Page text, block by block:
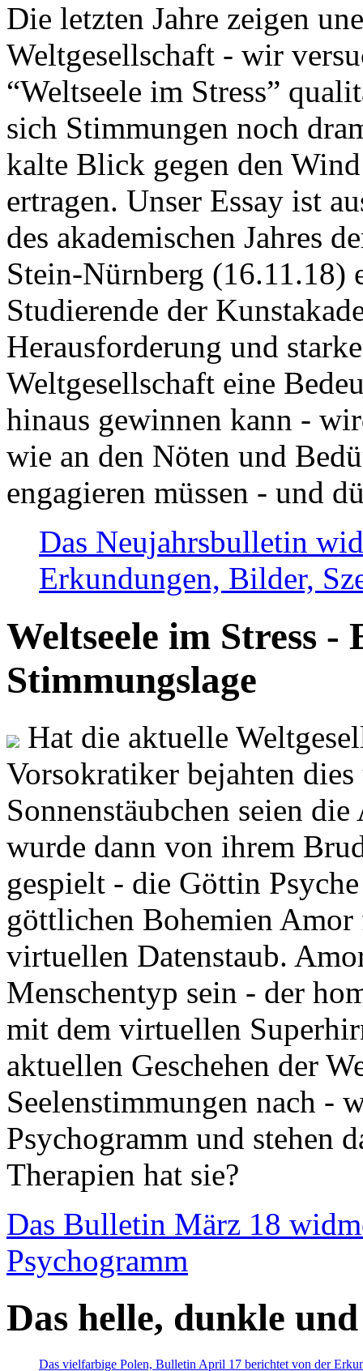
Die letzten Jahre zeigen
Weltgesellschaft - wir
“Weltseele im Stress”
sich Stimmungen noch
kalte Blick gegen den
ertragen. Unser Essay ist
des akademischen Jahres
Stein-Nürnberg (16.11.18)
Studierende der
Herausforderung und
Weltgesellschaft eine
hinaus gewinnen kann -
wie an den Nöten und
engagieren müssen - und
Das Neujahrsbulletin
Erkundungen, Bilder,
Weltseele im Stress -
Stimmungslage
Hat die aktuelle
Vorsokratiker bejahten
Sonnenstäubchen seien
wurde dann von ihrem
gespielt - die Göttin
göttlichen Bohemien
virtuellen Datenstaub.
Menschentyp sein - der
mit dem virtuellen
aktuellen Geschehen der
Seelenstimmungen nach -
Psychogramm und stehen
Therapien hat sie?
Das Bulletin März 18
Psychogramm
Das helle, dunkle
Das vielfarbige Polen, Bulletin April 17 berichtet von der